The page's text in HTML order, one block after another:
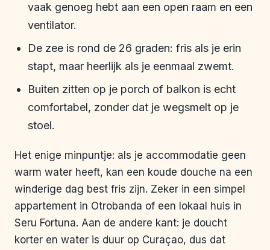
vaak genoeg hebt aan een open raam en een
ventilator.
De zee is rond de 26 graden: fris als je erin
stapt, maar heerlijk als je eenmaal zwemt.
Buiten zitten op je porch of balkon is echt
comfortabel, zonder dat je wegsmelt op je
stoel.
Het enige minpuntje: als je accommodatie geen
warm water heeft, kan een koude douche na een
winderige dag best fris zijn. Zeker in een simpel
appartement in Otrobanda of een lokaal huis in
Seru Fortuna. Aan de andere kant: je doucht
korter en water is duur op Curaçao, dus dat